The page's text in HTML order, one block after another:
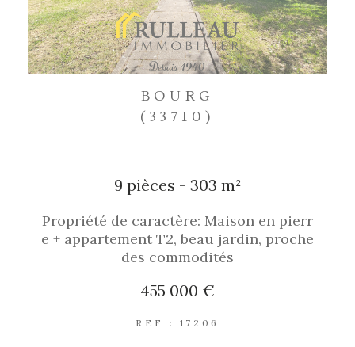
BOURG
(33710)
9 pièces - 303 m²
Propriété de caractère: Maison en pierr
e + appartement T2, beau jardin, proche
des commodités
455 000 €
REF : 17206